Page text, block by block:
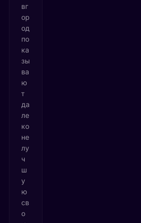
вг
ор
од
по
ка
зы
ва
ю
т
да
ле
ко
не
лу
ч
ш
у
ю
св
о